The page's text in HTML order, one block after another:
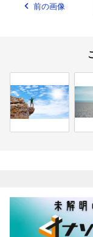
前の画像